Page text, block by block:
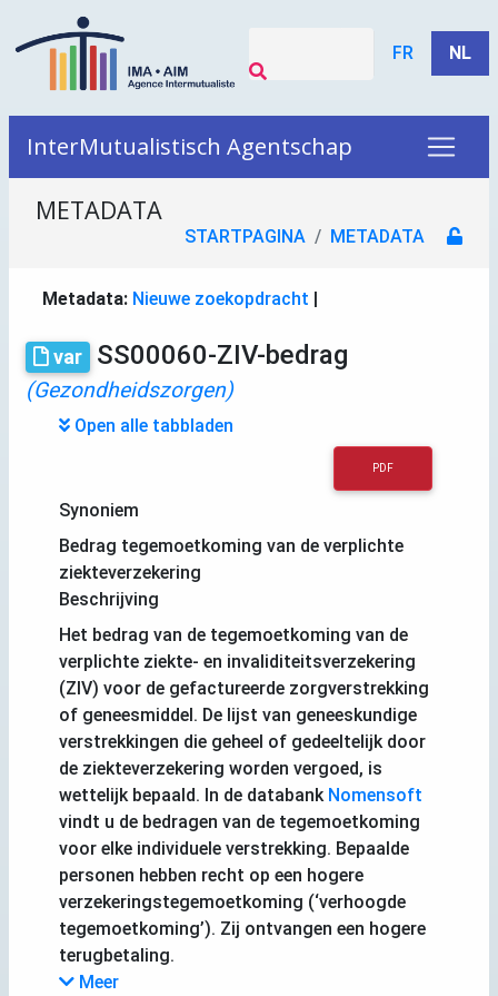
FR NL
InterMutualistisch Agentschap
METADATA
STARTPAGINA METADATA
Metadata: Nieuwe zoekopdracht |
var SS00060-ZIV-bedrag
(Gezondheidszorgen)
Open alle tabbladen
PDF
Synoniem
Bedrag tegemoetkoming van de verplichte
ziekteverzekering
Beschrijving
Het bedrag van de tegemoetkoming van de
verplichte ziekte- en invaliditeitsverzekering
(ZIV) voor de gefactureerde zorgverstrekking
of geneesmiddel. De lijst van geneeskundige
verstrekkingen die geheel of gedeeltelijk door
de ziekteverzekering worden vergoed, is
wettelijk bepaald. In de databank Nomensoft
vindt u de bedragen van de tegemoetkoming
voor elke individuele verstrekking. Bepaalde
personen hebben recht op een hogere
verzekeringstegemoetkoming (‘verhoogde
tegemoetkoming’). Zij ontvangen een hogere
terugbetaling.
Meer